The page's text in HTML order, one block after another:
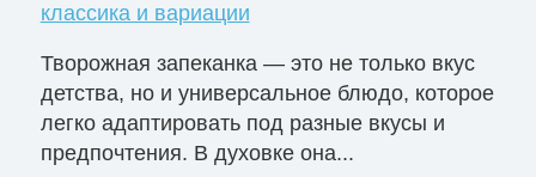
классика и вариации
Творожная запеканка — это не только вкус
детства, но и универсальное блюдо, которое
легко адаптировать под разные вкусы и
предпочтения. В духовке она...